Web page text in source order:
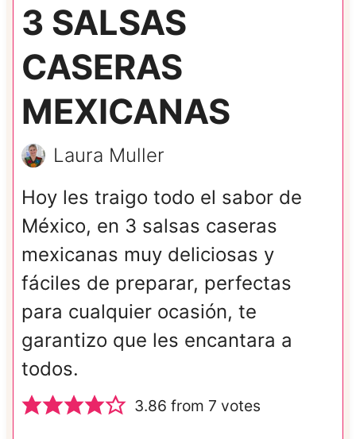
3 SALSAS
CASERAS
MEXICANAS
Laura Muller
Hoy les traigo todo el sabor de
México, en 3 salsas caseras
mexicanas muy deliciosas y
fáciles de preparar, perfectas
para cualquier ocasión, te
garantizo que les encantara a
todos.
3.86 from 7 votes